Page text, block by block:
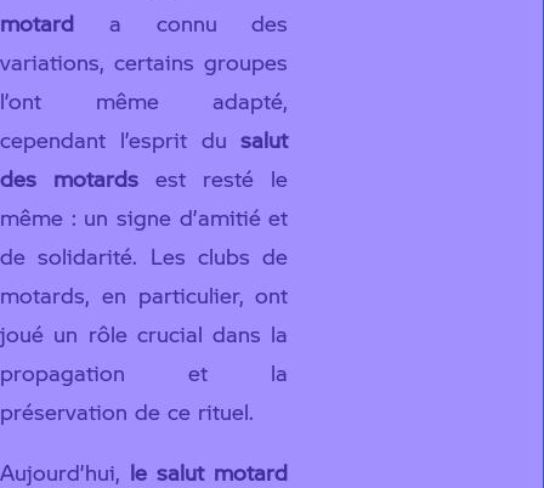
motard a connu des
variations, certains groupes
l’ont même adapté,
cependant l’esprit dusalut
des motards est resté le
même : un signe d’amitié et
de solidarité. Les clubs de
motards, en particulier, ont
joué un rôle crucial dans la
propagation et la
préservation de ce rituel.
Aujourd’hui, le salut motard